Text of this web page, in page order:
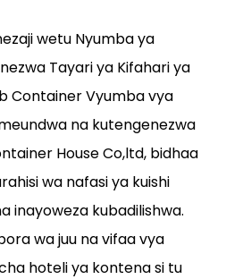
wetu Nyumba ya
Tayari ya Kifahari ya
Container Vyumba vya
na kutengenezwa
House Co,ltd, bidhaa
wa nafasi ya kuishi
inayoweza kubadilishwa.
wa juu na vifaa vya
hoteli ya kontena si tu